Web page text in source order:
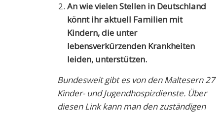
An wie vielen Stellen in Deutschland
könnt ihr aktuell Familien mit
Kindern, die unter
lebensverkürzenden Krankheiten
leiden, unterstützen.
Bundesweit gibt es von den Maltesern 27
Kinder- und Jugendhospizdienste. Über
diesen Link kann man den zuständigen